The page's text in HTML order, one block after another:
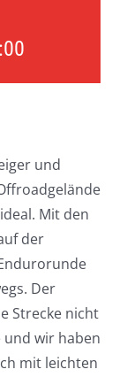
und
Mit den
der
Der
Strecke nicht
wir haben
mit leichten